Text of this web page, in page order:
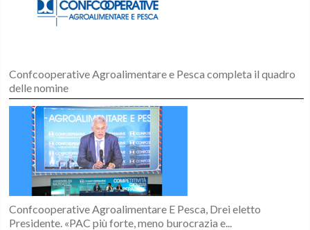
Confcooperative Agroalimentare e Pesca completa il quadro
delle nomine
Confcooperative Agroalimentare E Pesca, Drei eletto
Presidente. «PAC più forte, meno burocrazia e...